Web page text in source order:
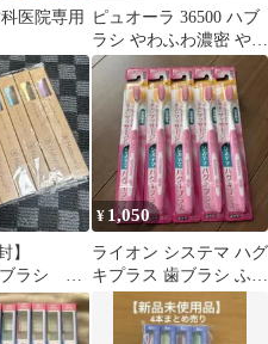
医院専用
ピュオーラ 36500 ハブ
ラシ やわふわ濃密 やわ
らかめ ３本セット 歯ブ
ラシ
】
ブラシ 8
¥ 1,050
ライオン システマ ハグ
キプラス 歯ブラシ ふつ
う 5本セット